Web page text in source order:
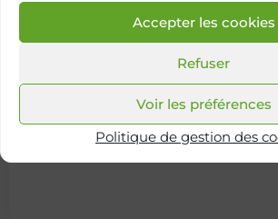
Accepter les cookies
Refuser
Voir les préférences
Politique de gestion des
Retour à
l'annuaire